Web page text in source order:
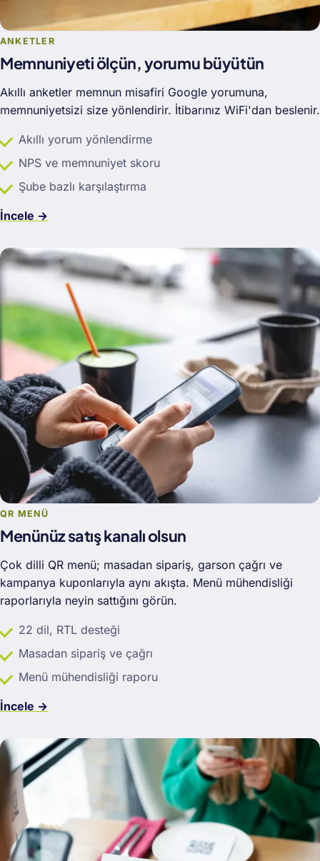
ANKETLER
Memnuniyeti ölçün, yorumu büyütün
Akıllı anketler memnun misafiri Google yorumuna,
memnuniyetsizi size yönlendirir. İtibarınız WiFi'dan beslenir.
Akıllı yorum yönlendirme
NPS ve memnuniyet skoru
Şube bazlı karşılaştırma
İncele →
QR MENÜ
Menünüz satış kanalı olsun
Çok dilli QR menü; masadan sipariş, garson çağrı ve
kampanya kuponlarıyla aynı akışta. Menü mühendisliği
raporlarıyla neyin sattığını görün.
22 dil, RTL desteği
Masadan sipariş ve çağrı
Menü mühendisliği raporu
İncele →